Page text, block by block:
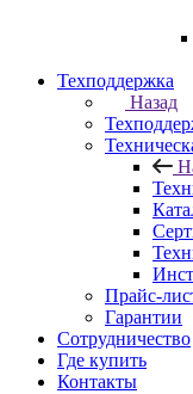
Техподдержка
Назад
Прайс-
Гарантии
Сотрудничество
Где купить
Контакты